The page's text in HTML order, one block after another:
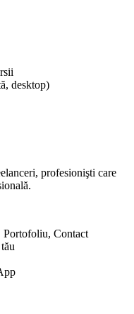
desktop)
profesionişti care
Portofoliu, Contact